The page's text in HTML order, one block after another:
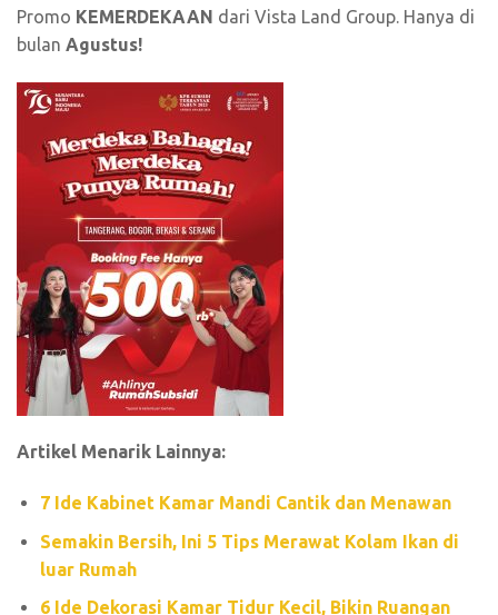
Promo KEMERDEKAAN dari Vista Land Group. Hanya di
bulan Agustus!
Artikel Menarik Lainnya:
7 Ide Kabinet Kamar Mandi Cantik dan Menawan
Semakin Bersih, Ini 5 Tips Merawat Kolam Ikan di
luar Rumah
6 Ide Dekorasi Kamar Tidur Kecil, Bikin Ruangan